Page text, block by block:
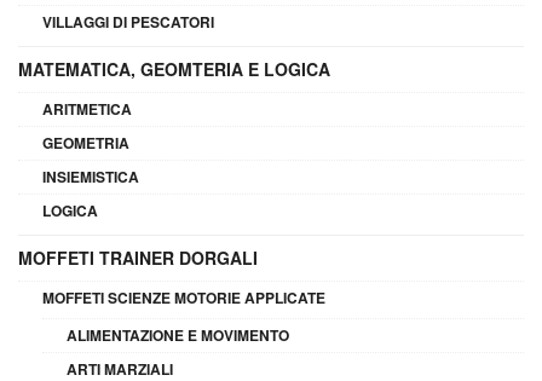
VILLAGGI DI PESCATORI
MATEMATICA, GEOMTERIA E LOGICA
ARITMETICA
GEOMETRIA
INSIEMISTICA
LOGICA
MOFFETI TRAINER DORGALI
MOFFETI SCIENZE MOTORIE APPLICATE
ALIMENTAZIONE E MOVIMENTO
ARTI MARZIALI